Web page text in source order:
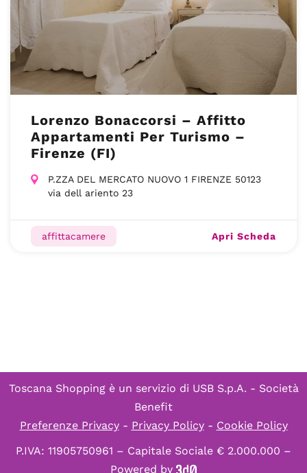
Lorenzo Bonaccorsi – Affitto
Appartamenti Per Turismo –
Firenze (FI)
P.ZZA DEL MERCATO NUOVO 1 FIRENZE 50123
via dell ariento 23
affittacamere Apri Scheda
Toscana Shopping è un servizio di USB S.p.A. - Società
Benefit
Preferenze Privacy- Privacy Policy- Cookie Policy
P.IVA: 11905750961 – Capitale Sociale € 2.000.000 –
Powered by